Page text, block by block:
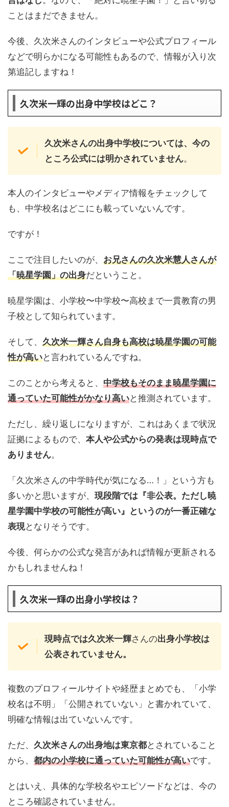
ことはまだできません。
今後、久次米さんのインタビューや公式プロフィール
などで明らかになる可能性もあるので、情報が入り次
第追記しますね！
久次米一輝の出身中学校はどこ？
久次米さんの出身中学校については、今の
ところ公式には明かされていません。
本人のインタビューやメディア情報をチェックして
も、中学校名はどこにも載っていないんです。
ですが！
ここで注目したいのが、 お兄さんの久次米慧人さんが
「暁星学園」の出身だということ。
暁星学園は、小学校〜中学校〜高校まで一貫教育の男
子校として知られています。
そして、 久次米一輝さん自身も高校は暁星学園の可能
性が高いと言われているんですね。
このことから考えると、 中学校もそのまま暁星学園に
通っていた可能性がかなり高いと推測されています。
ただし、繰り返しになりますが、これはあくまで状況
証拠によるもので、 本人や公式からの発表は現時点で
ありません。
「久次米さんの中学時代が気になる…！」という方も
多いかと思いますが、 現段階では『非公表。ただし暁
星学園中学校の可能性が高い』というのが一番正確な
表現となりそうです。
今後、何らかの公式な発言があれば情報が更新される
かもしれませんね！
久次米一輝の出身小学校は？
現時点では久次米一輝さんの出身小学校は
公表されていません。
複数のプロフィールサイトや経歴まとめでも、「小学
校名は不明」「公開されていない」と書かれていて、
明確な情報は出ていないんです。
ただ、 久次米さんの出身地は東京都とされていること
から、 都内の小学校に通っていた可能性が高いです。
とはいえ、具体的な学校名やエピソードなどは、今の
ところ確認されていません。